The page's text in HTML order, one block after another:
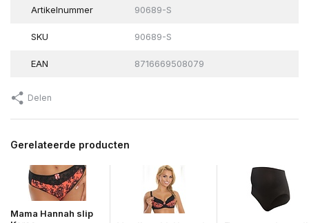
Artikelnummer 90689-S
SKU 90689-S
EAN 8716669508079
Delen
Gerelateerde producten
Mama Hannah slip